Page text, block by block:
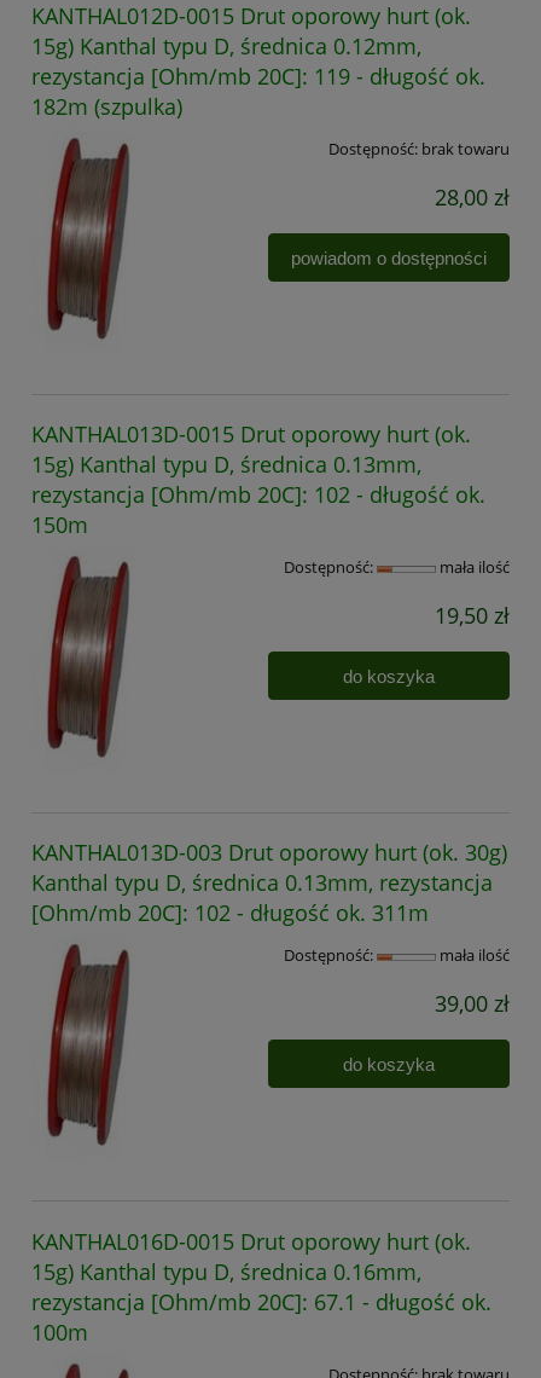
KANTHAL012D-0015 Drut oporowy hurt (ok.
15g) Kanthal typu D, średnica 0.12mm,
rezystancja [Ohm/mb 20C]: 119 - długość ok.
182m (szpulka)
Dostępność: brak towaru
28,00 zł
powiadom o dostępności
KANTHAL013D-0015 Drut oporowy hurt (ok.
15g) Kanthal typu D, średnica 0.13mm,
rezystancja [Ohm/mb 20C]: 102 - długość ok.
150m
Dostępność: mała ilość
19,50 zł
do koszyka
KANTHAL013D-003 Drut oporowy hurt (ok. 30g)
Kanthal typu D, średnica 0.13mm, rezystancja
[Ohm/mb 20C]: 102 - długość ok. 311m
Dostępność: mała ilość
39,00 zł
do koszyka
KANTHAL016D-0015 Drut oporowy hurt (ok.
15g) Kanthal typu D, średnica 0.16mm,
rezystancja [Ohm/mb 20C]: 67.1 - długość ok.
100m